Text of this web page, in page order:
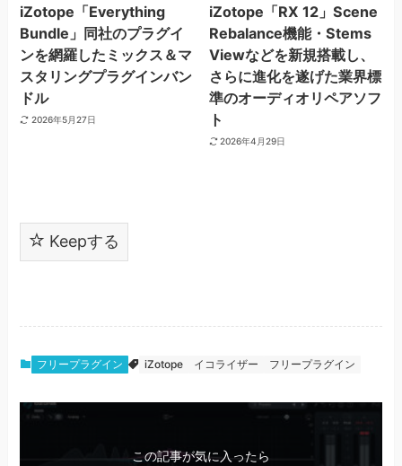
iZotope「Everything
Bundle」同社のプラグイ
ンを網羅したミックス＆マ
スタリングプラグインバン
ドル
2026年5月27日
iZotope「RX 12」Scene
Rebalance機能・Stems
Viewなどを新規搭載し、
さらに進化を遂げた業界標
準のオーディオリペアソフ
ト
2026年4月29日
Keepする
フリープラグイン iZotope イコライザー フリープラグイン
この記事が気に入ったら